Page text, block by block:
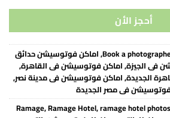
الخميس
30
31
1
2
6
7
8
9
13
14
15
16
20
21
22
23
أحجز الأن
,اماكن فوتوسيشن حدائق
فى الجيزة,اماكن فوتوسيشن فى القاهرة,
الجديدة,اماكن فوتوسيشن فى مدينة نصر,
فى مصر الجديدة
Ramage,Ramage Hotel,ramage hotel